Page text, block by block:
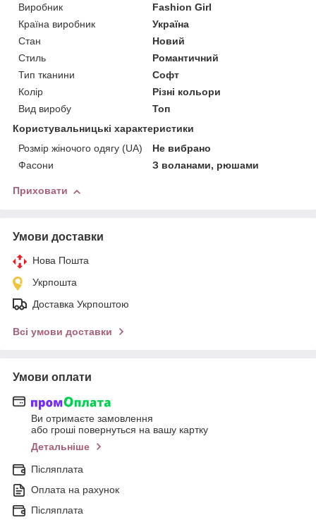
Виробник
Fashion Girl
Країна виробник
Україна
Стан
Новий
Стиль
Романтичний
Тип тканини
Софт
Колір
Різні кольори
Вид виробу
Топ
Користувальницькі характеристики
Розмір жіночого одягу (UA)
Не вибрано
Фасони
З воланами, рюшами
Приховати
Умови доставки
Нова Пошта
Укрпошта
Доставка Укрпоштою
Всі умови доставки
Умови оплати
Ви отримаєте замовлення
або гроші повернуться на вашу картку
Детальніше
Післяплата
Оплата на рахунок
Післяплата